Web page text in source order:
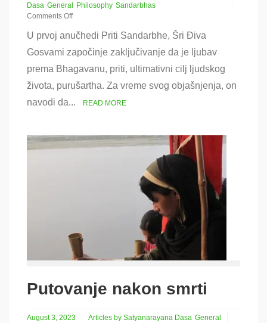
Dasa General Philosophy Sandarbhas
Comments Off
Jedinstveno
tumačenje
izraza
Tat
Tvam
Asi
U prvoj anučhedi Priti Sandarbhe, Šri Điva
Gosvami započinje zaključivanje da je ljubav
prema Bhagavanu, priti, ultimativni cilj ljudskog
života, purušartha. Za vreme svog objašnjenja, on
navodi da...
READ MORE
Putovanje nakon smrti
August 3, 2023 Articles by Satyanarayana Dasa General